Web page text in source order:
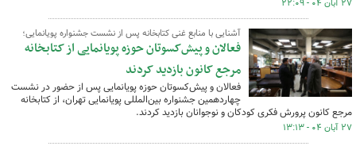
۲۷ آبان ۰۴ - ۲۲:۰۹
آشنایی با منابع غنی کتابخانه پس از نشست جشنواره پویانمایی؛
فعالان و پیش‌کسوتان حوزه پویانمایی از کتابخانه
مرجع کانون بازدید کردند
فعالان و پیش‌کسوتان حوزه پویانمایی پس از حضور در نشست
چهاردهمین جشنواره بین‌المللی پویانمایی تهران، از کتابخانه
مرجع کانون پرورش فکری کودکان و نوجوانان بازدید کردند.
۲۷ آبان ۰۴ - ۱۳:۱۳